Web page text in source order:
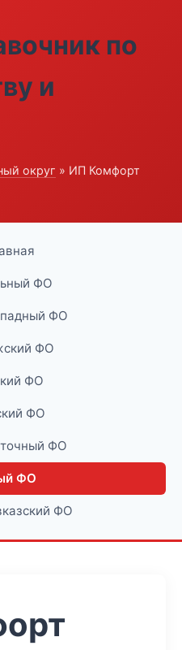
по
и
округ » ИП Комфорт
ФО
ФО
ФО
ФО
ФО
ФО
ФО
ФО